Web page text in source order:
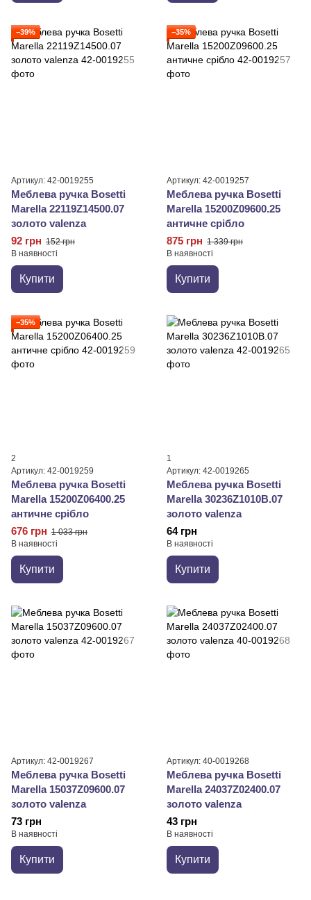
−39%
Артикул: 42-0019255
Меблева ручка Bosetti
Marella 22119Z14500.07
золото valenza
92 грн 152 грн
В наявності
Купити
−35%
Артикул: 42-0019257
Меблева ручка Bosetti
Marella 15200Z09600.25
античне срібло
875 грн 1 339 грн
В наявності
Купити
−35%
2
Артикул: 42-0019259
Меблева ручка Bosetti
Marella 15200Z06400.25
античне срібло
676 грн 1 033 грн
В наявності
Купити
1
Артикул: 42-0019265
Меблева ручка Bosetti
Marella 30236Z1010B.07
золото valenza
64 грн
В наявності
Купити
Артикул: 42-0019267
Меблева ручка Bosetti
Marella 15037Z09600.07
золото valenza
73 грн
В наявності
Купити
Артикул: 40-0019268
Меблева ручка Bosetti
Marella 24037Z02400.07
золото valenza
43 грн
В наявності
Купити